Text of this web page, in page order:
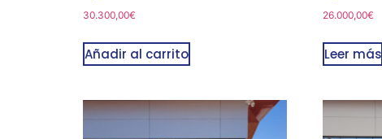
30.300,00€
Añadir al carrito
26.000,00€
Leer más